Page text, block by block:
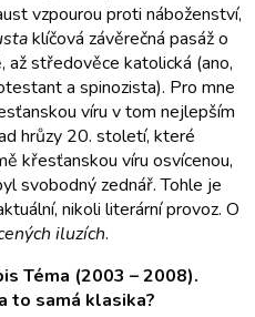
vzpourou proti náboženství,
klíčová závěrečná pasáž o
středověce katolická (ano,
a spinozista). Pro mne
víru v tom nejlepším
hrůzy 20. století, které
křesťanskou víru osvícenou,
svobodný zednář. Tohle je
nikoli literární provoz. O
iluzích.
Téma (2003 – 2008).
to samá klasika?